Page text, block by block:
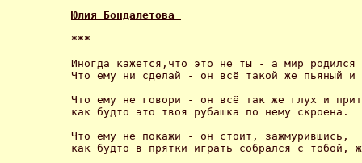
Юлия Бондалетова
***
Иногда кажется,что это не ты - а мир
Что ему ни сделай - он всё такой же пьяный и
Что ему не говори - он всё так же глух и
как будто это твоя рубашка по нему скроена.
Что ему не покажи - он стоит, зажмурившись,
как будто в прятки играть собрался с тобой,